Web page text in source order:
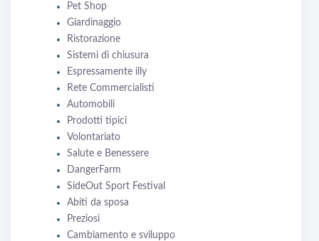
Pet Shop
Giardinaggio
Ristorazione
Sistemi di chiusura
Espressamente illy
Rete Commercialisti
Automobili
Prodotti tipici
Volontariato
Salute e Benessere
DangerFarm
SideOut Sport Festival
Abiti da sposa
Preziosi
Cambiamento e sviluppo